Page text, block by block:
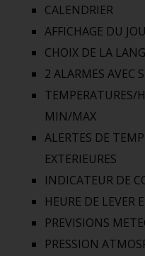
CALENDRIER
AFFICHAGE DU
CHOIX DE LA
2 ALARMES AVEC
TEMPERATURES/
MIN/MAX
ALERTES DE
EXTERIEURES
INDICATEUR DE
HEURE DE LEVER
PREVISIONS
PRESSION